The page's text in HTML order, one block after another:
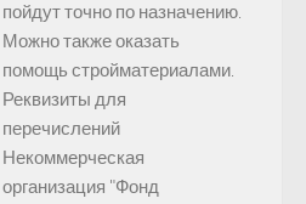
пойдут точно по назначению.
Можно также оказать
помощь стройматериалами.
Реквизиты для
перечислений
Некоммерческая
организация "Фонд